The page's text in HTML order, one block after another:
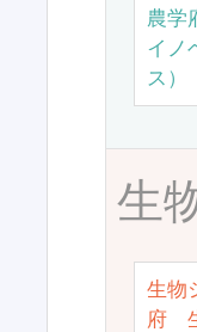
農学
イノ
ス）
生
生物
府